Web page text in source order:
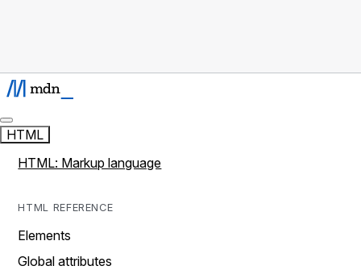
HTML
HTML: Markup language
HTML REFERENCE
Elements
Global attributes